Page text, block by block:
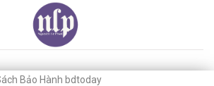
Bảo Hành bdtoday